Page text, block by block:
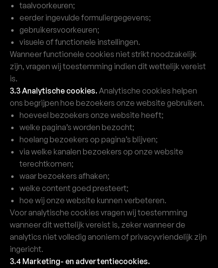
taalvoorkeuren;
eerder ingevulde formuliergegevens;
gebruikersvoorkeuren;
visuele of functionele instellingen.
Wanneer functionele cookies niet strikt noodzakelijk
zijn, vragen wij toestemming indien dit wettelijk vereist
is.
3.3 Analytische cookies.Analytische cookies helpen
ons begrijpen hoe bezoekers onze website gebruiken.
hoeveel bezoekers onze website heeft;
welke pagina’s worden bezocht;
hoelang bezoekers op pagina’s blijven;
via welke kanalen bezoekers op onze website
terechtkomen;
waar bezoekers afhaken;
welke content goed presteert;
hoe wij onze website kunnen verbeteren.
Voor analytische cookies vragen wij toestemming
wanneer dit wettelijk vereist is, zeker wanneer de
analytics niet volledig anoniem of privacyvriendelijk zijn
ingericht.
3.4 Marketing- en advertentiecookies.